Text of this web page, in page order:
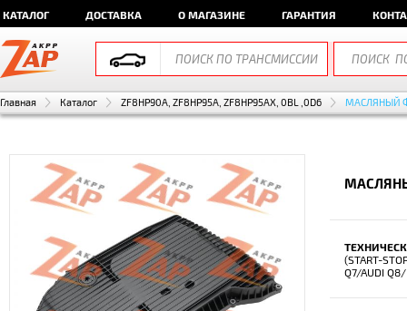
КАТАЛОГ ДОСТАВКА О МАГАЗИНЕ ГАРАНТИЯ
Главная Каталог ZF8HP90A, ZF8HP95A, ZF8HP95AX, 0BL ,0D6 МАСЛЯНЫЙ
(START-
Q7/AUDI Q8/